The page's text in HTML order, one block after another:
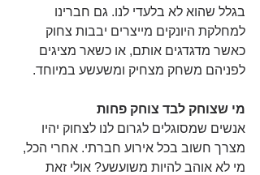
בגלל שהוא לא בלעדי לנו. גם חברינו
למחלקת היונקים מייצרים יבבות צחוק
כאשר מדגדגים אותם, או כשאר מציגים
לפניהם משחק מצחיק ומשעשע במיוחד.
מי שצוחק לבד צוחק פחות
אנשים שמסוגלים לגרום לנו לצחוק יהיו
מצרך חשוב בכל אירוע חברתי. אחרי הכל,
מי לא אוהב להיות משועשע? אולי זאת